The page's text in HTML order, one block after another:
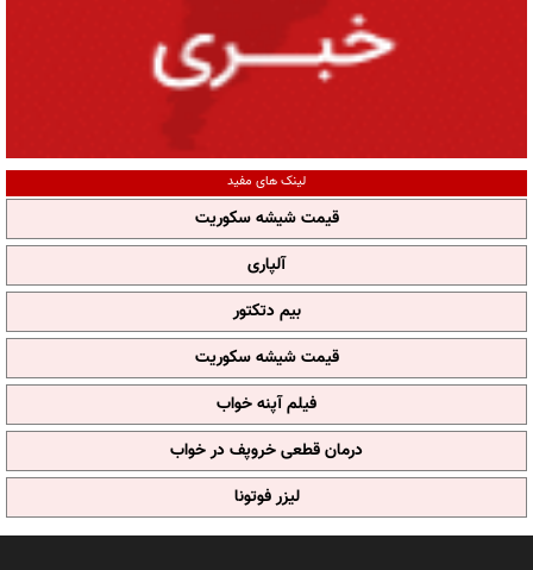
لینک های مفید
قیمت شیشه سکوریت
آلپاری
بیم دتکتور
قیمت شیشه سکوریت
فیلم آپنه خواب
درمان قطعی خروپف در خواب
لیزر فوتونا